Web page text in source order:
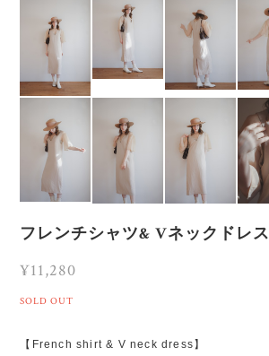
フレンチシャツ& Vネックドレス
¥11,280
SOLD OUT
【French shirt & V neck dress】